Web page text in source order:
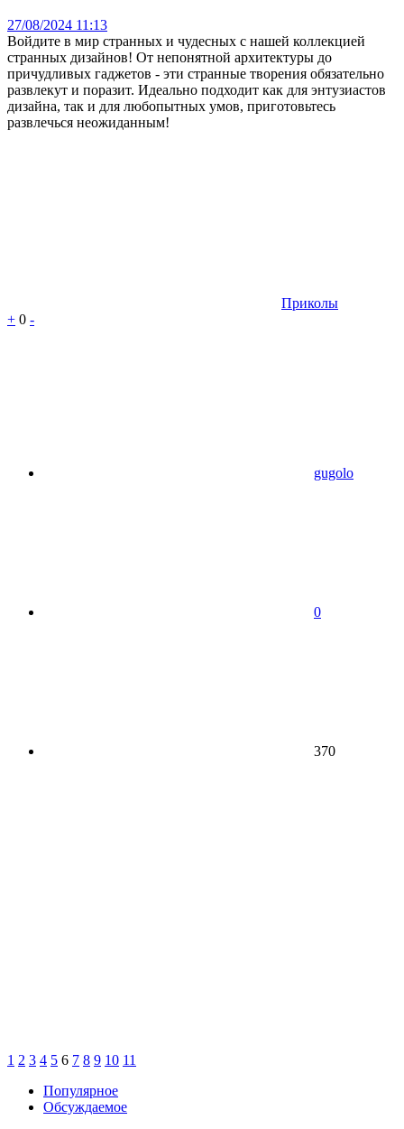
27/08/2024 11:13
Войдите в мир странных и чудесных с нашей коллекцией
странных дизайнов! От непонятной архитектуры до
причудливых гаджетов - эти странные творения обязательно
развлекут и поразит. Идеально подходит как для энтузиастов
дизайна, так и для любопытных умов, приготовьтесь
развлечься неожиданным!
Приколы
+ 0 -
gugolo
0
370
1 2 3 4 5 6 7 8 9 10 11
Популярное
Обсуждаемое